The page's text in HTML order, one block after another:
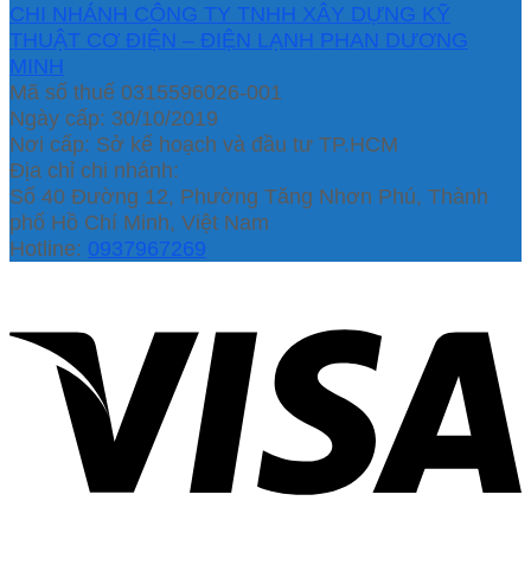
CHI NHÁNH CÔNG TY TNHH XÂY DỰNG KỸ
THUẬT CƠ ĐIỆN – ĐIỆN LẠNH PHAN DƯƠNG
MINH
Mã số thuế 0315596026-001
Ngày cấp: 30/10/2019
Nơi cấp: Sở kế hoạch và đầu tư TP.HCM
Địa chỉ chi nhánh:
Số 40 Đường 12, Phường Tăng Nhơn Phú, Thành
phố Hồ Chí Minh, Việt Nam
Hotline: 0937967269